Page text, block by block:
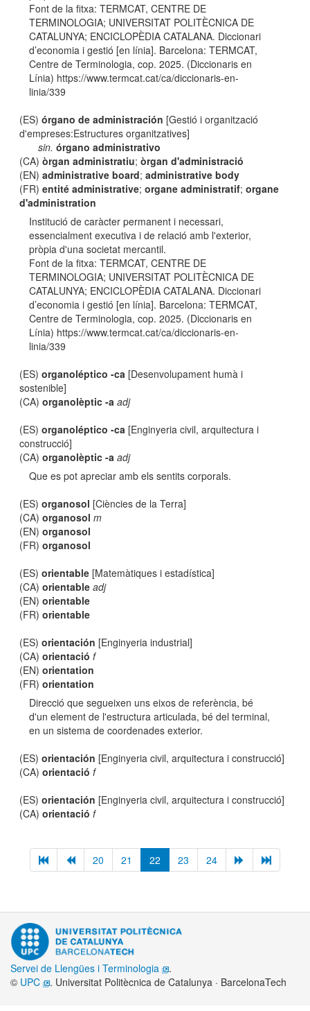
Font de la fitxa: TERMCAT, CENTRE DE
TERMINOLOGIA; UNIVERSITAT POLITÈCNICA DE
CATALUNYA; ENCICLOPÈDIA CATALANA. Diccionari
d’economia i gestió [en línia]. Barcelona: TERMCAT,
Centre de Terminologia, cop. 2025. (Diccionaris en
Línia) https://www.termcat.cat/ca/diccionaris-en-
linia/339
(ES)órgano de administración [Gestió i organització
d'empreses:Estructures organitzatives]
sin. órgano administrativo
(CA)òrgan administratiu;òrgan d'administració
(EN)administrative board;administrative body
(FR)entité administrative;organe administratif;organe
d'administration
Institució de caràcter permanent i necessari,
essencialment executiva i de relació amb l'exterior,
pròpia d'una societat mercantil.
Font de la fitxa: TERMCAT, CENTRE DE
TERMINOLOGIA; UNIVERSITAT POLITÈCNICA DE
CATALUNYA; ENCICLOPÈDIA CATALANA. Diccionari
d’economia i gestió [en línia]. Barcelona: TERMCAT,
Centre de Terminologia, cop. 2025. (Diccionaris en
Línia) https://www.termcat.cat/ca/diccionaris-en-
linia/339
(ES)organoléptico -ca [Desenvolupament humà i
sostenible]
(CA)organolèptic -a adj
(ES)organoléptico -ca [Enginyeria civil, arquitectura i
construcció]
(CA)organolèptic -a adj
Que es pot apreciar amb els sentits corporals.
(ES)organosol [Ciències de la Terra]
(CA)organosol m
(EN)organosol
(FR)organosol
(ES)orientable [Matemàtiques i estadística]
(CA)orientable adj
(EN)orientable
(FR)orientable
(ES)orientación [Enginyeria industrial]
(CA)orientació f
(EN)orientation
(FR)orientation
Direcció que segueixen uns eixos de referència, bé
d'un element de l'estructura articulada, bé del terminal,
en un sistema de coordenades exterior.
(ES)orientación [Enginyeria civil, arquitectura i construcció]
(CA)orientació f
(ES)orientación [Enginyeria civil, arquitectura i construcció]
(CA)orientació f
20 21 22 23 24
Servei de Llengües i Terminologia
.
© UPC . Universitat Politècnica de Catalunya · BarcelonaTech